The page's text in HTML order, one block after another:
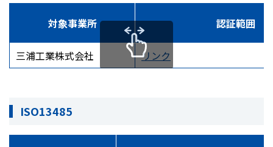
対象事業所 認証範囲
三浦工業株式会社 リンク
ISO13485